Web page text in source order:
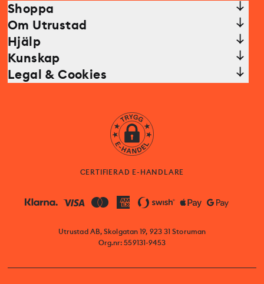
Shoppa
Om Utrustad
Hjälp
Kunskap
Legal & Cookies
CERTIFIERAD E-HANDLARE
Utrustad AB, Skolgatan 19, 923 31 Storuman
Org.nr: 559131-9453